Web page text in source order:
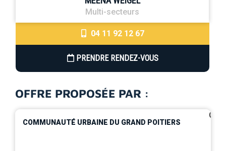
Multi-secteurs
04 11 92 12 67
PRENDRE RENDEZ-VOUS
OFFRE PROPOSÉE PAR :
COMMUNAUTÉ URBAINE DU GRAND POITIERS
0